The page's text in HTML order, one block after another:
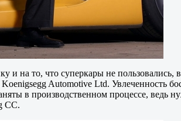
и на то, что суперкары не
Automotive Ltd. Увлеченность
в производственном процессе,
CC.